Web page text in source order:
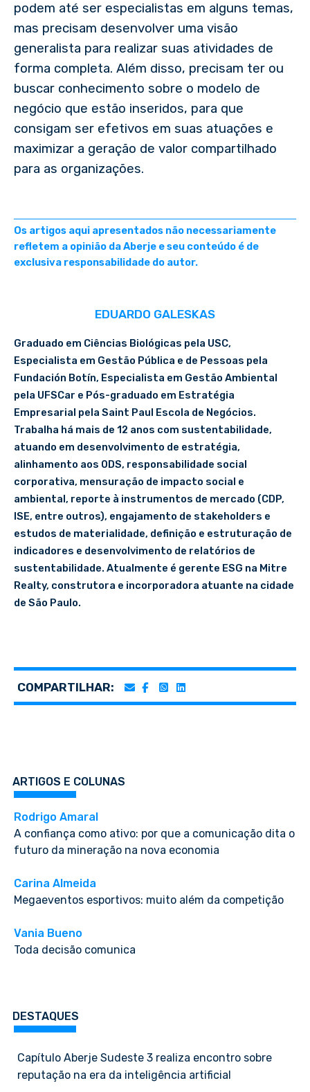
podem até ser especialistas em alguns temas,
mas precisam desenvolver uma visão
generalista para realizar suas atividades de
forma completa. Além disso, precisam ter ou
buscar conhecimento sobre o modelo de
negócio que estão inseridos, para que
consigam ser efetivos em suas atuações e
maximizar a geração de valor compartilhado
para as organizações.
Os artigos aqui apresentados não necessariamente
refletem a opinião da Aberje e seu conteúdo é de
exclusiva responsabilidade do autor.
EDUARDO GALESKAS
Graduado em Ciências Biológicas pela USC,
Especialista em Gestão Pública e de Pessoas pela
Fundación Botín, Especialista em Gestão Ambiental
pela UFSCar e Pós-graduado em Estratégia
Empresarial pela Saint Paul Escola de Negócios.
Trabalha há mais de 12 anos com sustentabilidade,
atuando em desenvolvimento de estratégia,
alinhamento aos ODS, responsabilidade social
corporativa, mensuração de impacto social e
ambiental, reporte à instrumentos de mercado (CDP,
ISE, entre outros), engajamento de stakeholders e
estudos de materialidade, definição e estruturação de
indicadores e desenvolvimento de relatórios de
sustentabilidade. Atualmente é gerente ESG na Mitre
Realty, construtora e incorporadora atuante na cidade
de São Paulo.
COMPARTILHAR:
ARTIGOS E COLUNAS
Rodrigo Amaral
A confiança como ativo: por que a comunicação dita o
futuro da mineração na nova economia
Carina Almeida
Megaeventos esportivos: muito além da competição
Vania Bueno
Toda decisão comunica
DESTAQUES
Capítulo Aberje Sudeste 3 realiza encontro sobre
reputação na era da inteligência artificial